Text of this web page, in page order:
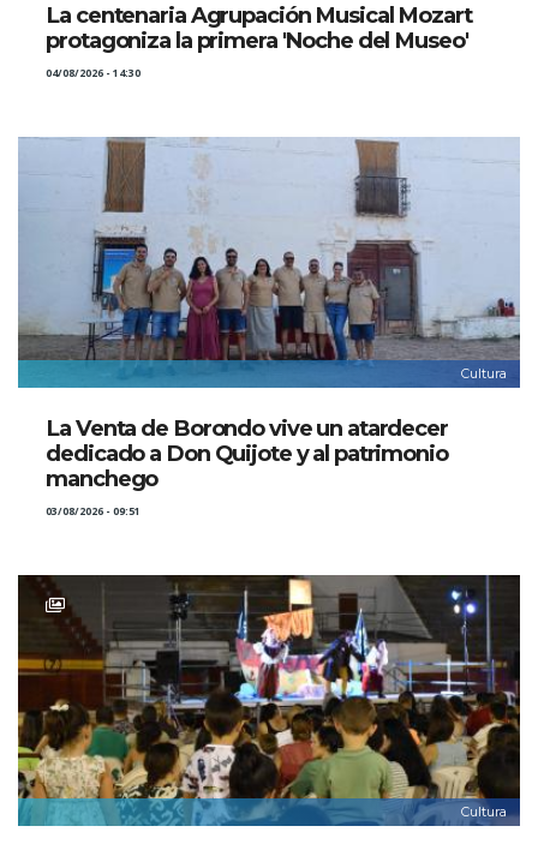
La centenaria Agrupación Musical Mozart
protagoniza la primera 'Noche del Museo'
04/08/2026 - 14:30
Cultura
La Venta de Borondo vive un atardecer
dedicado a Don Quijote y al patrimonio
manchego
03/08/2026 - 09:51
Cultura